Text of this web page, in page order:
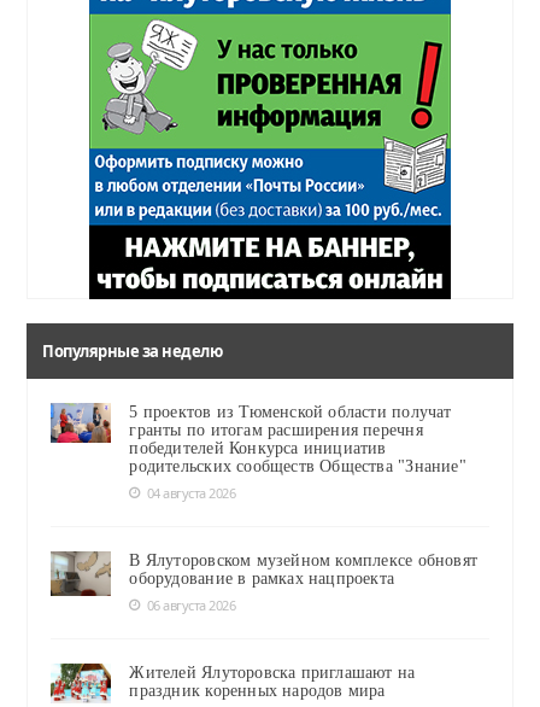
Популярные за неделю
5 проектов из Тюменской области получат
гранты по итогам расширения перечня
победителей Конкурса инициатив
родительских сообществ Общества "Знание"
04 августа 2026
В Ялуторовском музейном комплексе обновят
оборудование в рамках нацпроекта
06 августа 2026
Жителей Ялуторовска приглашают на
праздник коренных народов мира